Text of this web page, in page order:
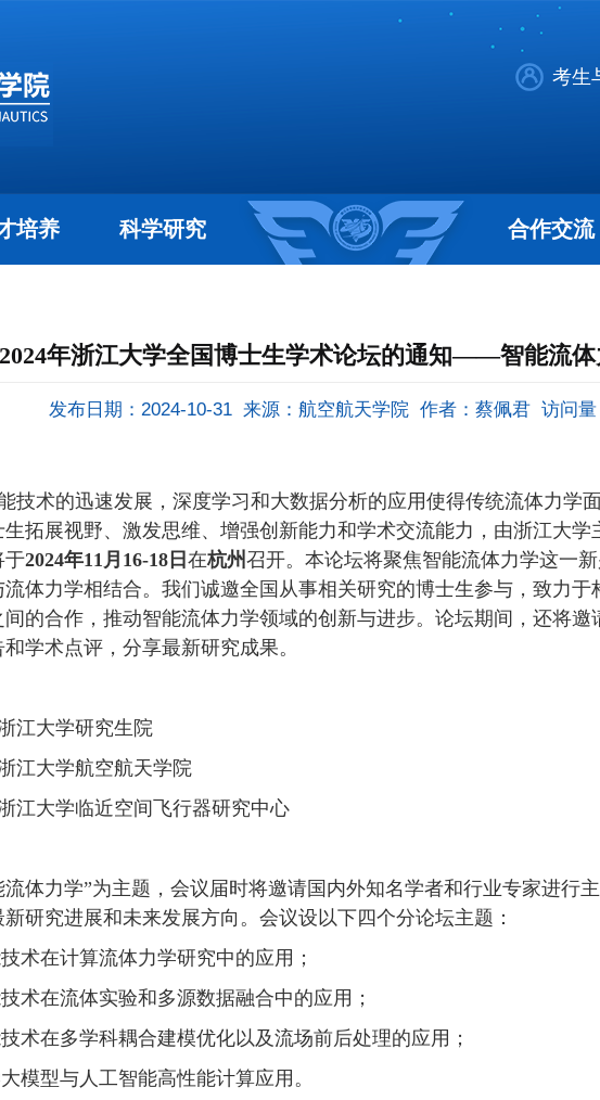
考生
培养 科学研究 合作交流
年浙江大学全国博士生学术论坛的通知——智能流体
发布日期：2024-10-31 来源：航空航天学院 作者：蔡佩君 访问量
技术的迅速发展，深度学习和大数据分析的应用使得传统流体力学
拓展视野、 激发思维、 增强创新能力和学术交流能力 ，由浙江大学
于2024年11月 16-18 日 在杭州召开。 本论坛将聚焦智能流体力学这一
体力学相结合。我们诚邀全国 从事相关研究的博士生参与，致力于
的合作，推动智能流体力学领域的创新与进步。 论坛期间， 还将邀
学术点评，分享最新研究成果。
江大学研究生院
江大学航空航天学院
江大学临近空间飞行器研究中心
流体力学”为主题，会议届时将邀请国内外知名学者和行业专家进行
研究进展和未来发展方向 。会议设以下四个分论坛主题：
术在计算流体力学研究中的应用 ；
术在流体实验和多源数据融合中的应用 ；
术在多学科耦合建模优化以及流场前后处理的应用 ；
模型与人工智能高性能计算应用 。